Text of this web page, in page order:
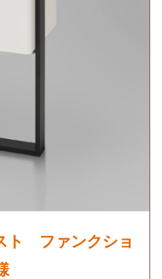
ト ファンクショ